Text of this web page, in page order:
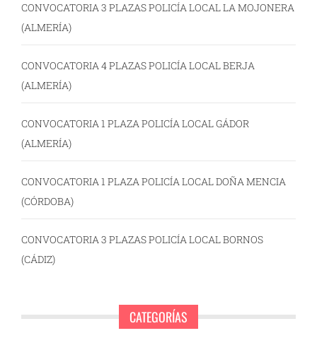
CONVOCATORIA 3 PLAZAS POLICÍA LOCAL LA MOJONERA
(ALMERÍA)
CONVOCATORIA 4 PLAZAS POLICÍA LOCAL BERJA
(ALMERÍA)
CONVOCATORIA 1 PLAZA POLICÍA LOCAL GÁDOR
(ALMERÍA)
CONVOCATORIA 1 PLAZA POLICÍA LOCAL DOÑA MENCIA
(CÓRDOBA)
CONVOCATORIA 3 PLAZAS POLICÍA LOCAL BORNOS
(CÁDIZ)
CATEGORÍAS